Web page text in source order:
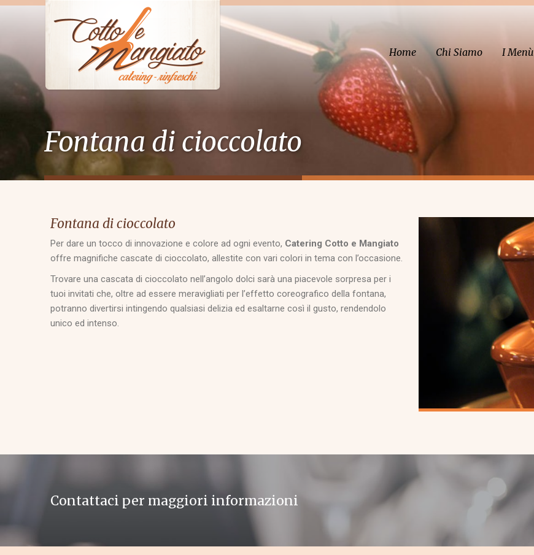
Home Chi Siamo I Menù
Fontana di cioccolato
Fontana di cioccolato
Per dare un tocco di innovazione e colore ad ogni evento, Catering Cotto e Mangiato
offre magnifiche cascate di cioccolato, allestite con vari colori in tema con l’occasione.
Trovare una cascata di cioccolato nell’angolo dolci sarà una piacevole sorpresa per i
tuoi invitati che, oltre ad essere meravigliati per l’effetto coreografico della fontana,
potranno divertirsi intingendo qualsiasi delizia ed esaltarne così il gusto, rendendolo
unico ed intenso.
Contattaci per maggiori informazioni